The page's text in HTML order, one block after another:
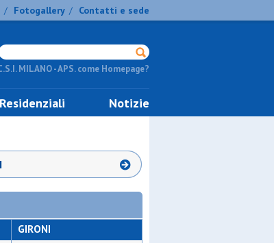
/ Fotogallery / Contatti e sede
MILANO - APS. come Homepage?
Notizie
GIRONI